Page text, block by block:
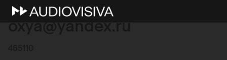
18 Maggio 2025